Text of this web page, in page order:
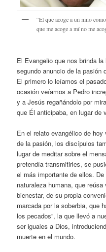
“El que acoge a un niño
que me acoge a mí no me
El Evangelio que nos brinda
segundo anuncio de la
El primero lo leíamos el
ocasión veíamos a Pedro
y a Jesús regañándolo por
que Él anticipaba, en lugar
En el relato evangélico de
de la pasión, los discípulos
lugar de meditar sobre el
pretendía transmitirles, se
el más importante de ellos.
naturaleza humana, que
bienestar, de su propia
marcada por la soberbia, que
los pecados”, la que llevó a
ser iguales a Dios,
muerte en el mundo.